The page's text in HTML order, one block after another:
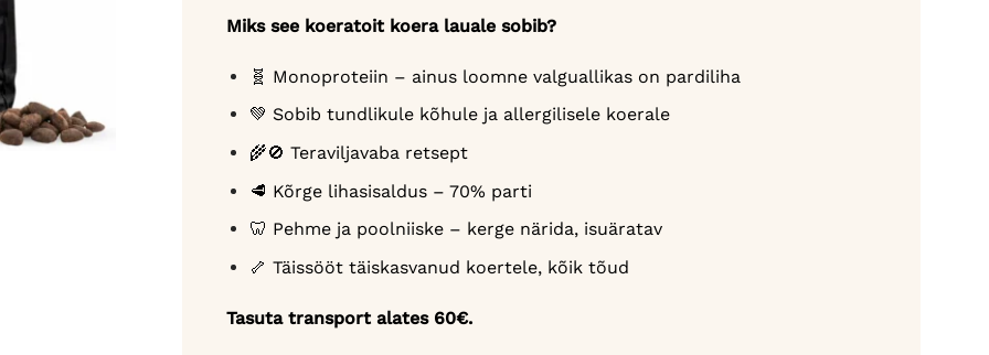
Miks see koeratoit koera lauale sobib?
🧬 Monoproteiin – ainus loomne valguallikas on pardiliha
💚 Sobib tundlikule kõhule ja allergilisele koerale
🌾🚫 Teraviljavaba retsept
🥩 Kõrge lihasisaldus – 70% parti
🦷 Pehme ja poolniiske – kerge närida, isuäratav
🦴 Täissööt täiskasvanud koertele, kõik tõud
Tasuta transport alates 60€.